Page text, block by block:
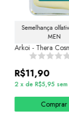
Semelhança
MEN
Arkoi - Thera
R$11,90
2 x de R$5,95
Comprar